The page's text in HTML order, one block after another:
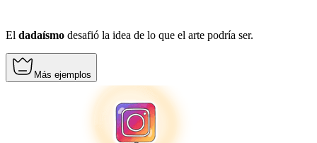
El dadaísmo desafió la idea de lo que el arte podría ser.
Más ejemplos